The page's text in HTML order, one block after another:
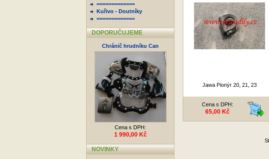
=============
Kuřivo - Doutníky
=============
DOPORUČUJEME
Chránič hrudníku Can
Cena s DPH:
1 990,00 Kč
NOVINKY
Jawa Pionýr 20, 21, 23
Cena s DPH:
65,00 Kč